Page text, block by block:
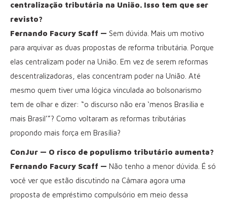
centralização tributária na União. Isso tem que ser
revisto?
Fernando Facury Scaff — Sem dúvida. Mais um motivo
para arquivar as duas propostas de reforma tributária. Porque
elas centralizam poder na União. Em vez de serem reformas
descentralizadoras, elas concentram poder na União. Até
mesmo quem tiver uma lógica vinculada ao bolsonarismo
tem de olhar e dizer: “o discurso não era ‘menos Brasília e
mais Brasil’”? Como voltaram as reformas tributárias
propondo mais força em Brasília?
ConJur — O risco de populismo tributário aumenta?
Fernando Facury Scaff — Não tenho a menor dúvida. É só
você ver que estão discutindo na Câmara agora uma
proposta de empréstimo compulsório em meio dessa